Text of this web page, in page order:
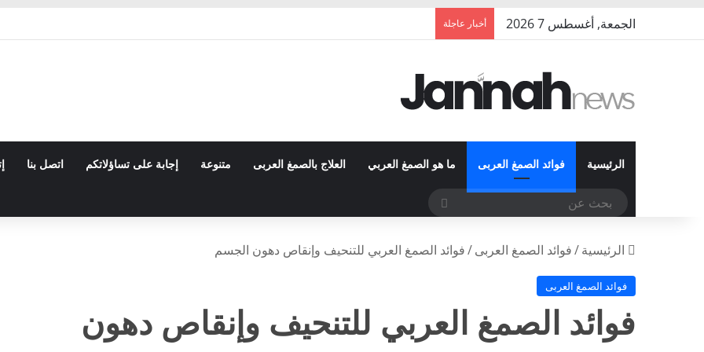
الجمعة, أغسطس 7 2026 أخبار عاجلة
الرئيسية فوائد الصمغ العربى ما هو الصمغ العربي العلاج بالصمغ العربى متنوعة إجابة على تساؤلاتكم اتصل بنا
الرئيسية/فوائد الصمغ العربى/فوائد الصمغ العربي للتنحيف وإنقاص دهون الجسم
فوائد الصمغ العربى
فوائد الصمغ العربي للتنحيف وإنقاص دهون